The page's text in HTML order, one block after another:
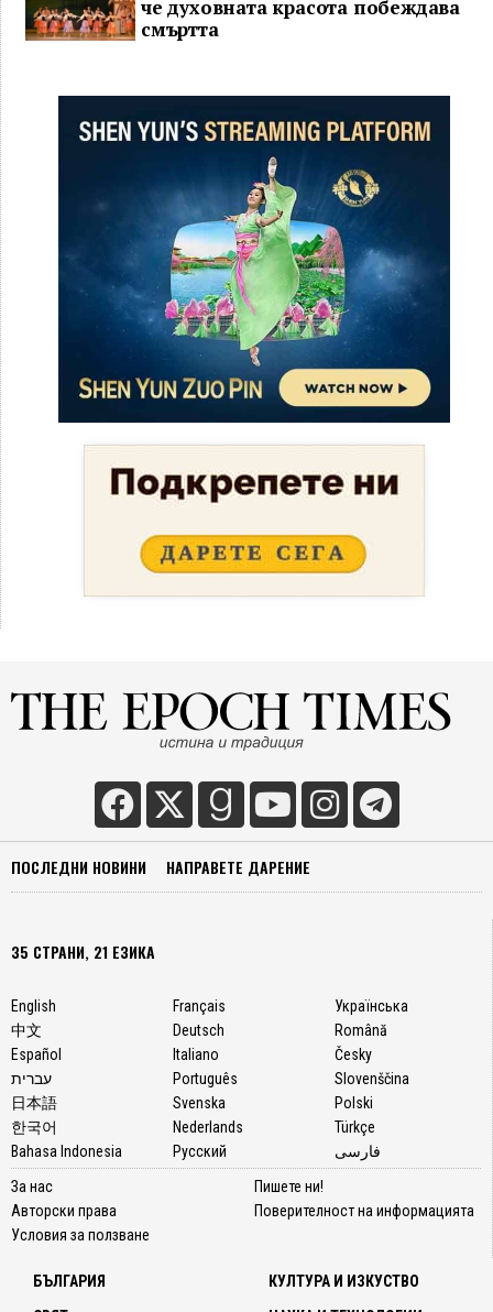
че духовната красота побеждава
смъртта
ПОСЛЕДНИ НОВИНИ НАПРАВЕТЕ ДАРЕНИЕ
35 СТРАНИ, 21 ЕЗИКА
English
中文
Español
עברית
日本語
한국어
Bahasa Indonesia
Français
Deutsch
Italiano
Português
Svenska
Nederlands
Русский
Українська
Română
Česky
Slovenščina
Polski
Türkçe
فارسی
За нас
Авторски права
Условия за ползване
Пишете ни!
Поверителност на информацията
БЪЛГАРИЯ
КУЛТУРА И ИЗКУСТВО